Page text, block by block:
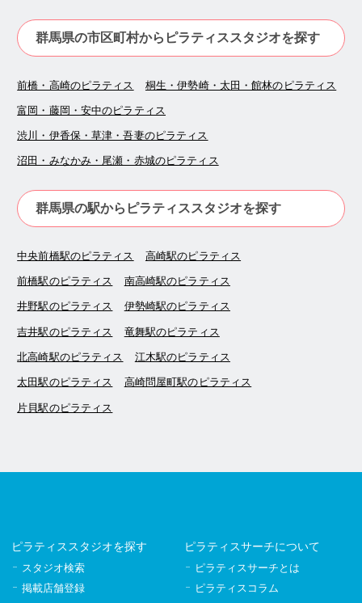
群馬県の市区町村からピラティススタジオを探す
前橋・高崎のピラティス 桐生・伊勢崎・太田・館林のピラティス
富岡・藤岡・安中のピラティス
渋川・伊香保・草津・吾妻のピラティス
沼田・みなかみ・尾瀬・赤城のピラティス
群馬県の駅からピラティススタジオを探す
中央前橋駅のピラティス 高崎駅のピラティス
前橋駅のピラティス 南高崎駅のピラティス
井野駅のピラティス 伊勢崎駅のピラティス
吉井駅のピラティス 竜舞駅のピラティス
北高崎駅のピラティス 江木駅のピラティス
太田駅のピラティス 高崎問屋町駅のピラティス
片貝駅のピラティス
ピラティススタジオを探す
スタジオ検索
掲載店舗登録
ピラティスサーチについて
ピラティスサーチとは
ピラティスコラム